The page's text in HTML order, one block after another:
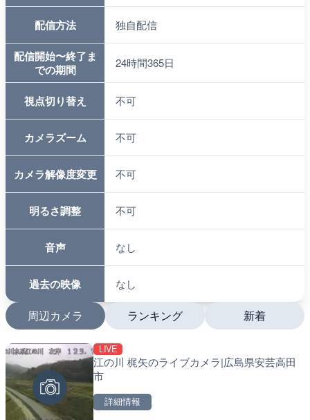
配信方法 独自配信
配信開始〜終了ま
での期間
24時間365日
視点切り替え 不可
カメラズーム 不可
カメラ解像度変更 不可
明るさ調整 不可
音声 なし
過去の映像 なし
周辺カメラ
LIVE
江の川 梶矢のライブカメラ|広島県安芸高田
市
詳細情報
ランキング
日本全国・緊急地震速報
新着
南出川水門付近のライブ